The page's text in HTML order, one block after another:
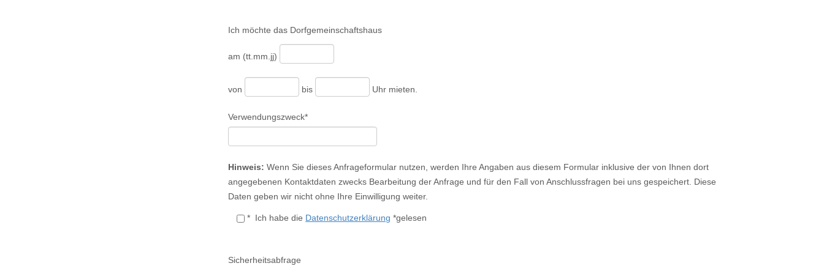
Ich möchte das Dorfgemeinschaftshaus
am (tt.mm.jj)
von bis Uhr mieten.
Verwendungszweck*
Hinweis: Wenn Sie dieses Anfrageformular nutzen, werden Ihre Angaben aus diesem Formular inklusive der von Ihnen dort
angegebenen Kontaktdaten zwecks Bearbeitung der Anfrage und für den Fall von Anschlussfragen bei uns gespeichert. Diese
Daten geben wir nicht ohne Ihre Einwilligung weiter.
* Ich habe die Datenschutzerklärung *gelesen
Sicherheitsabfrage